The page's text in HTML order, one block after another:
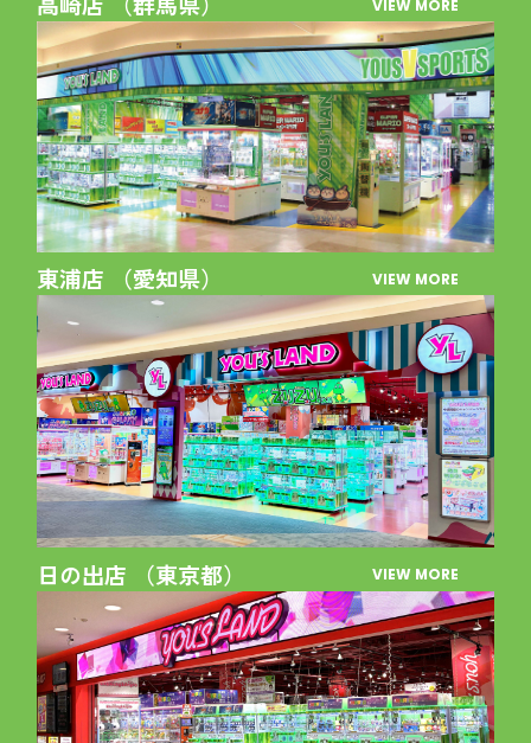
VIEW MORE
東浦店 （愛知県） VIEW MORE
日の出店 （東京都） VIEW MORE